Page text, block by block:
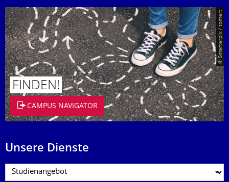
© Smarterpix / tomert
FINDEN!
CAMPUS NAVIGATOR
Unsere Dienste